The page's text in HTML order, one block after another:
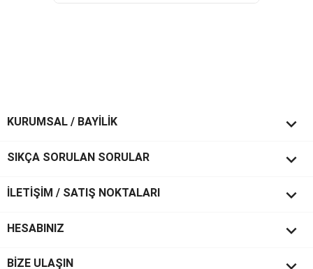
KURUMSAL / BAYİLİK 
SIKÇA SORULAN SORULAR 
İLETİŞİM / SATIŞ NOKTALARI 
HESABINIZ 
BİZE ULAŞIN